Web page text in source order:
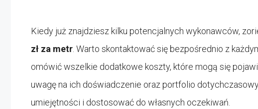
Kiedy już znajdziesz kilku potencjalnych wykonawców,
zł za metr . Warto skontaktować się bezpośrednio z
omówić wszelkie dodatkowe koszty, które mogą się
uwagę na ich doświadczenie oraz portfolio
umiejętności i dostosować do własnych oczekiwań.